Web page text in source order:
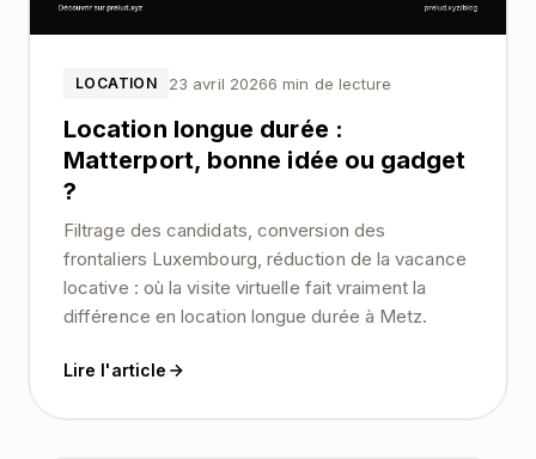
LOCATION 23 avril 20266 min de lecture
Location longue durée :
Matterport, bonne idée ou gadget
?
Filtrage des candidats, conversion des
frontaliers Luxembourg, réduction de la vacance
locative : où la visite virtuelle fait vraiment la
différence en location longue durée à Metz.
Lire l'article